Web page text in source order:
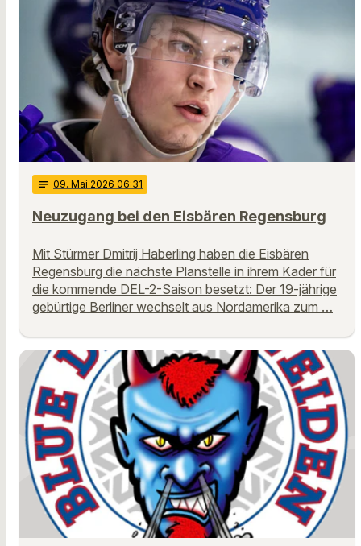
notes 09. Mai 2026 06:31
Neuzugang bei den Eisbären Regensburg
Mit Stürmer Dmitrij Haberling haben die Eisbären
Regensburg die nächste Planstelle in ihrem Kader für
die kommende DEL-2-Saison besetzt: Der 19-jährige
gebürtige Berliner wechselt aus Nordamerika zum …